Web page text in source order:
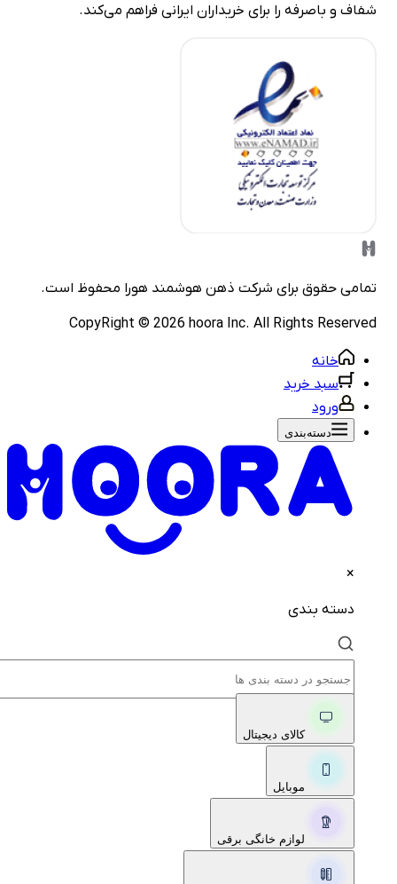
و باصرفه را برای خریداران ایرانی فراهم می‌کند.
حقوق برای شرکتذهن هوشمند هورامحفوظ است.
CopyRight ©2026hoora Inc. All Rights
خانه
سبد خرید
ورود
دسته‌بندی‌
دسته بندی
کالای دیجیتال
موبایل
لوازم خانگی برقی